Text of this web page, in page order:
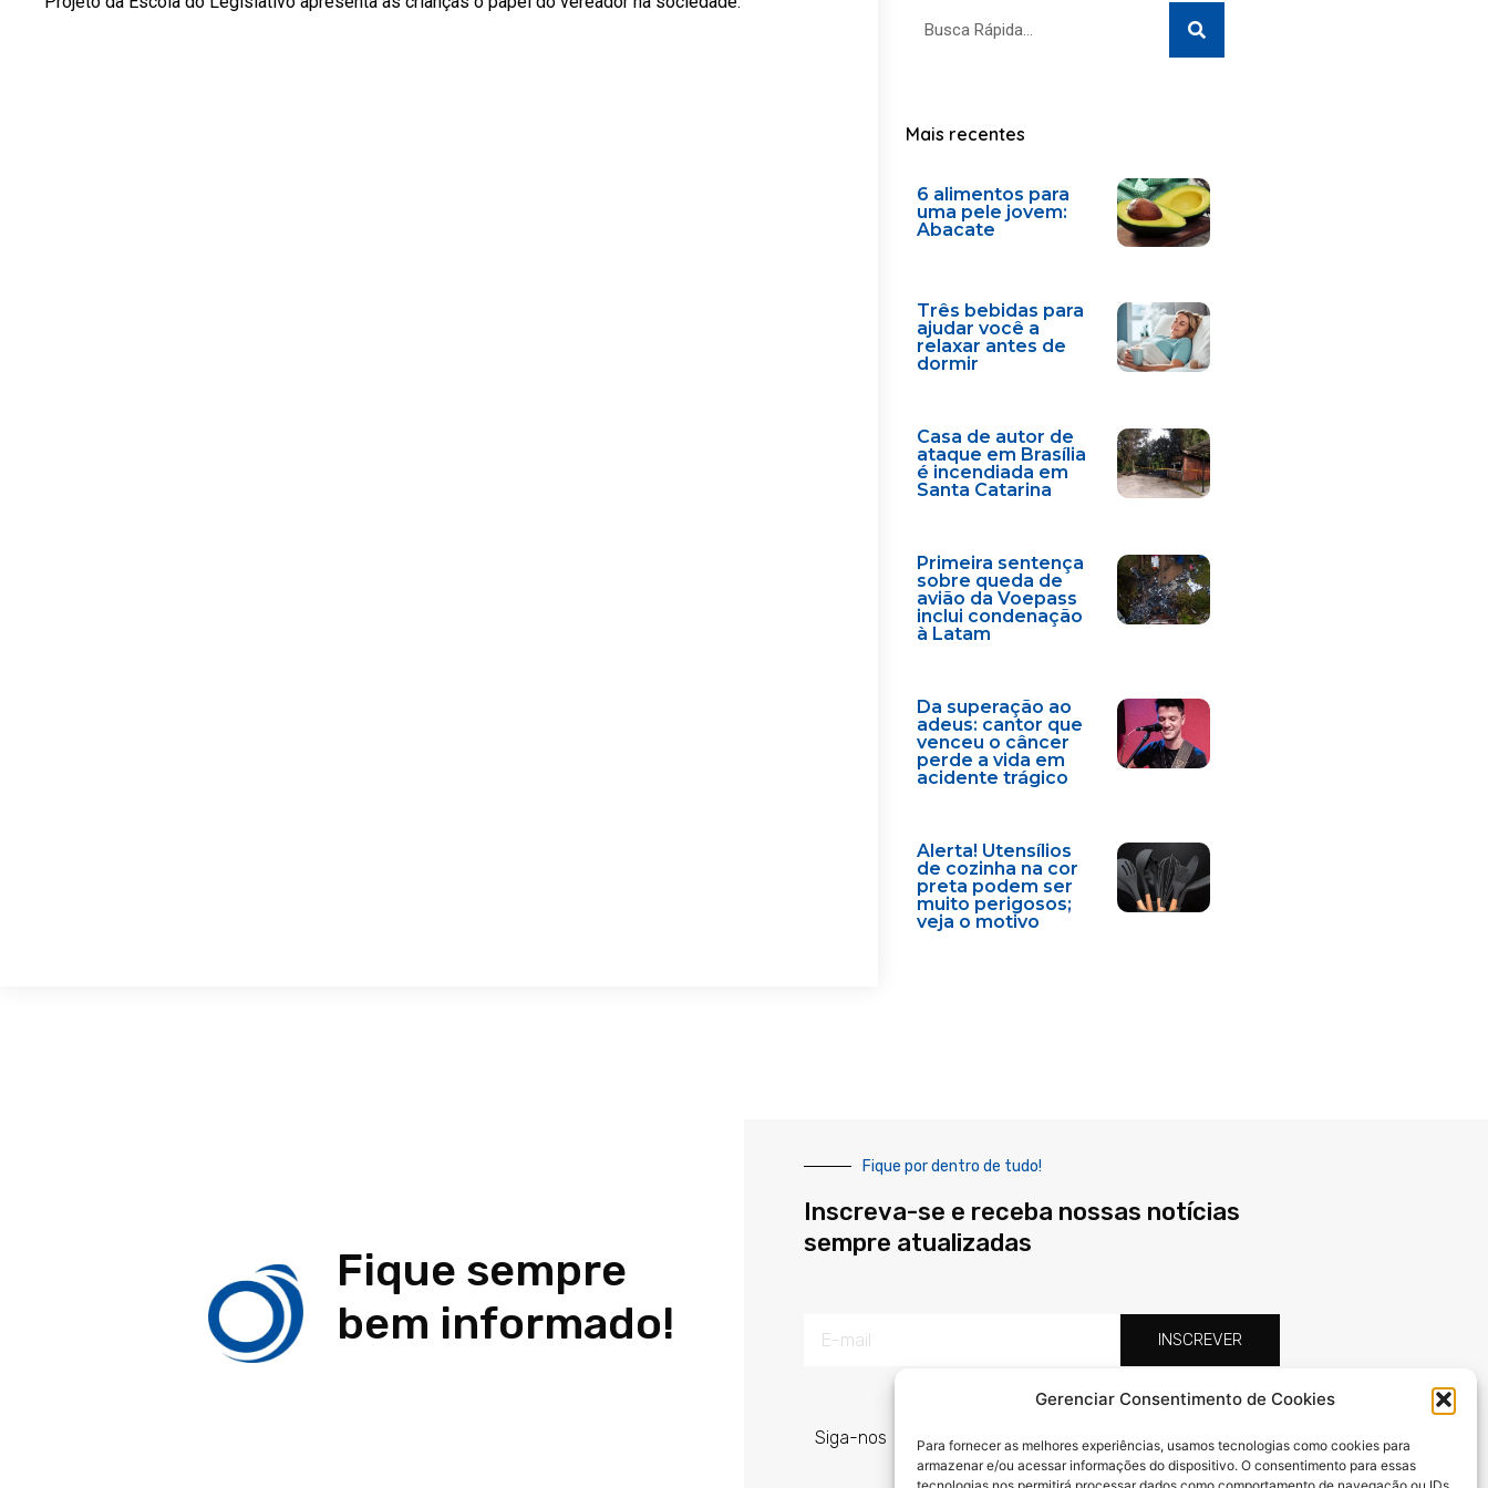
Gerenciar Consentimento de Cookies
Para fornecer as melhores experiências, usamos tecnologias como cookies para
armazenar e/ou acessar informações do dispositivo. O consentimento para essas
Search
Mais recentes
6 alimentos para
uma pele jovem:
Abacate
Três bebidas para
ajudar você a
relaxar antes de
dormir
Casa de autor de
ataque em Brasília
é incendiada em
Santa Catarina
Primeira sentença
sobre queda de
avião da Voepass
inclui condenação
à Latam
Da superação ao
adeus: cantor que
venceu o câncer
perde a vida em
acidente trágico
Alerta! Utensílios
de cozinha na cor
preta podem ser
muito perigosos;
veja o motivo
Fique sempre
bem informado!
Fique por dentro de tudo!
Inscreva-se e receba nossas notícias
sempre atualizadas
INSCREVER
Siga-nos
a
c
e
-
t
w
n
s
t